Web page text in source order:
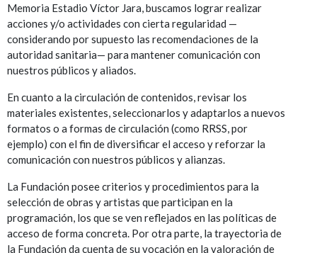
Memoria Estadio Víctor Jara, buscamos lograr realizar
acciones y/o actividades con cierta regularidad —
considerando por supuesto las recomendaciones de la
autoridad sanitaria— para mantener comunicación con
nuestros públicos y aliados.
En cuanto a la circulación de contenidos, revisar los
materiales existentes, seleccionarlos y adaptarlos a nuevos
formatos o a formas de circulación (como RRSS, por
ejemplo) con el fin de diversificar el acceso y reforzar la
comunicación con nuestros públicos y alianzas.
La Fundación posee criterios y procedimientos para la
selección de obras y artistas que participan en la
programación, los que se ven reflejados en las políticas de
acceso de forma concreta. Por otra parte, la trayectoria de
la Fundación da cuenta de su vocación en la valoración de